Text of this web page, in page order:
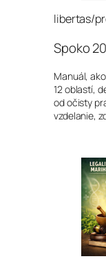
libertas/
Spoko
Manuál,
12 oblastí,
od očisty
vzdelanie,